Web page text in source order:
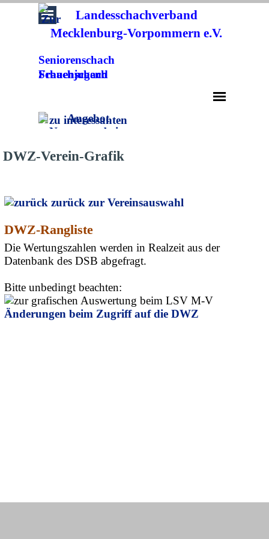
Direkt zum Seiteninhalt
Landesschachverband
Mecklenburg-Vorpommern e.V.
Frauenschach
Schachjugend
Seniorenschach
Menü überspringen
DWZ-Verein-Grafik
zurück zur Vereinsauswahl
DWZ-Rangliste
Die Wertungszahlen werden in Realzeit aus der
Datenbank des DSB abgefragt.
Bitte unbedingt beachten:
Änderungen beim Zugriff auf die DWZ